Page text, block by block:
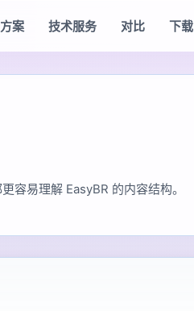
案 技术服务 对比 下载
容易理解 EasyBR 的内容结构。